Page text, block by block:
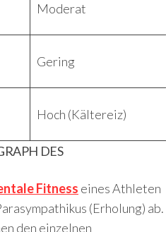
Moderat
Gering
Hoch (Kältereiz)
DES
Fitness eines Athleten
(Erholung) ab.
den einzelnen